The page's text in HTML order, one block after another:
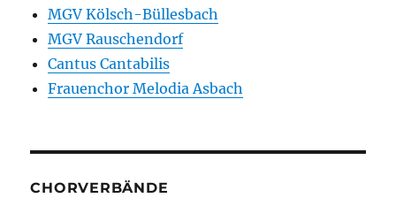
MGV Kölsch-Büllesbach
MGV Rauschendorf
Cantus Cantabilis
Frauenchor Melodia Asbach
CHORVERBÄNDE